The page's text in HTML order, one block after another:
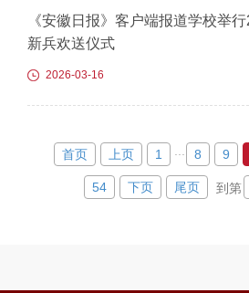
《安徽日报》客户端报道学校举
新兵欢送仪式
2026-03-16
首页 上页 1 ... 8 9
54 下页 尾页 到第